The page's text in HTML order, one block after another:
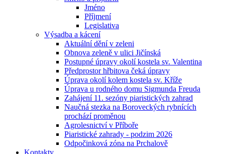
Jméno
Příjmení
Legislativa
Výsadba a kácení
Aktuální dění v zeleni
Obnova zeleně v ulici Jičínská
Postupné úpravy okolí kostela sv. Valentina
Předprostor hřbitova čeká úpravy
Úprava okolí kolem kostela sv. Kříže
Úprava u rodného domu Sigmunda Freuda
Zahájení 11. sezóny piaristických zahrad
Naučná stezka na Boroveckých rybnících
prochází proměnou
Agrolesnictví v Příboře
Piaristické zahrady - podzim 2026
Odpočinková zóna na Prchalově
Kontakty